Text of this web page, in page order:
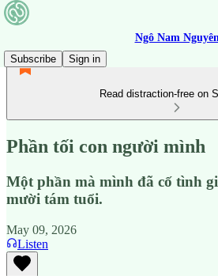
Ngô Nam
Subscribe
Sign in
Read distraction-free on
Phần tối con người mình
Một phần mà mình đã cố tình
mười tám tuổi.
May 09, 2026
Listen